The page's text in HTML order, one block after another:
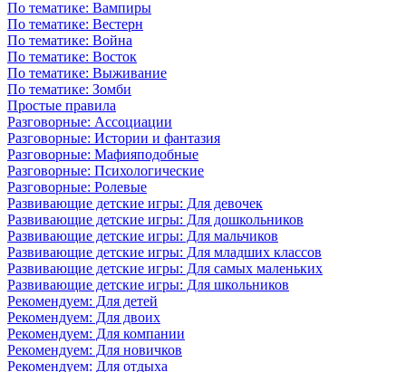
По тематике: Вампиры
По тематике: Вестерн
По тематике: Война
По тематике: Восток
По тематике: Выживание
По тематике: Зомби
Простые правила
Разговорные: Ассоциации
Разговорные: Истории и фантазия
Разговорные: Мафияподобные
Разговорные: Психологические
Разговорные: Ролевые
Развивающие детские игры: Для девочек
Развивающие детские игры: Для дошкольников
Развивающие детские игры: Для мальчиков
Развивающие детские игры: Для младших классов
Развивающие детские игры: Для самых маленьких
Развивающие детские игры: Для школьников
Рекомендуем: Для детей
Рекомендуем: Для двоих
Рекомендуем: Для компании
Рекомендуем: Для новичков
Рекомендуем: Для отдыха